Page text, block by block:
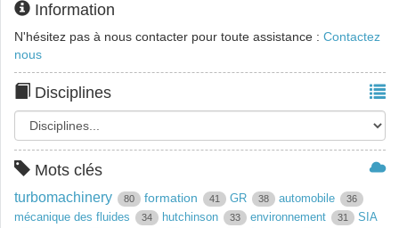
Information
N'hésitez pas à nous contacter pour toute assistance : Contactez
nous
Disciplines
Mots clés
turbomachinery 80 formation 41 GR 38 automobile 36
mécanique des fluides 34 hutchinson 33 environnement 31 SIA